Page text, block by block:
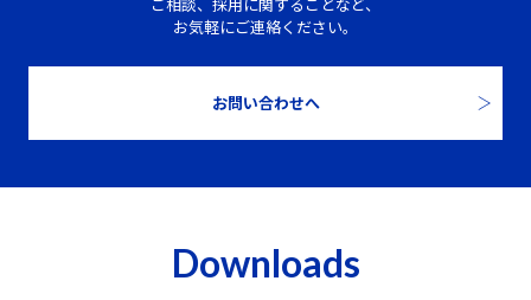
お気軽にご連絡ください。
お問い合わせへ
Downloads